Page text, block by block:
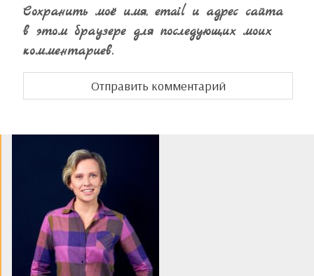
Сохранить моё имя, email и адрес сайта
в этом браузере для последующих моих
комментариев.